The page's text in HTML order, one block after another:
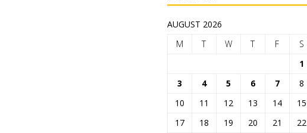
AUGUST 2026
M
T W T F S
1
3
4 5 6 7 8
10
11 12 13 14 15
17
18 19 20 21 22